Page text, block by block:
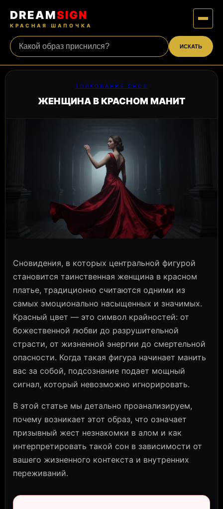
DREAMSIGN
КРАСНАЯ ШАПОЧКА
ИСКАТЬ
ТОЛКОВАНИЕ СНОВ
ЖЕНЩИНА В КРАСНОМ МАНИТ
Сновидения, в которых центральной фигурой
становится таинственная женщина в красном
платье, традиционно считаются одними из
самых эмоционально насыщенных и значимых.
Красный цвет — это символ крайностей: от
божественной любви до разрушительной
страсти, от жизненной энергии до смертельной
опасности. Когда такая фигура начинает манить
вас за собой, подсознание подает мощный
сигнал, который невозможно игнорировать.
В этой статье мы детально проанализируем,
почему возникает этот образ, что означает
призывный жест незнакомки в алом и как
интерпретировать такой сон в зависимости от
вашего жизненного контекста и внутренних
переживаний.